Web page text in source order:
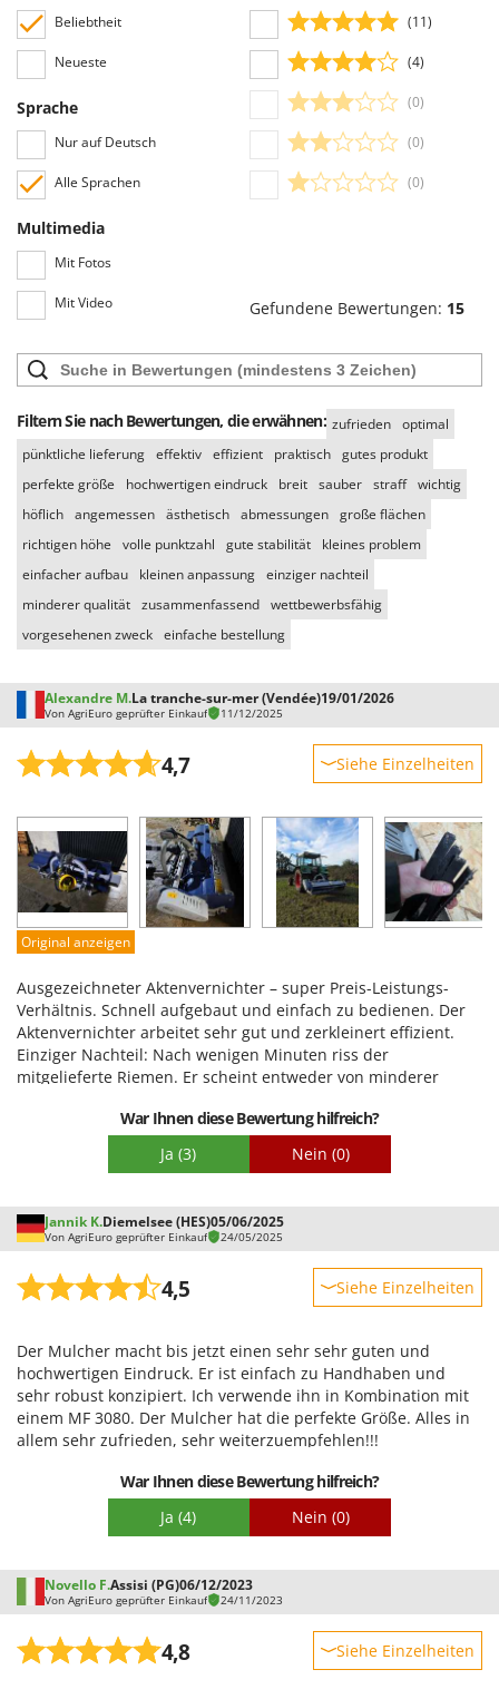
Beliebtheit
Neueste
Sprache
Nur auf Deutsch
Alle Sprachen
Multimedia
Mit Fotos
Mit Video
(11)
(4)
(0)
(0)
(0)
Gefundene Bewertungen: 15
Filtern Sie nach Bewertungen, die erwähnen: zufrieden optimal
pünktliche lieferung effektiv effizient praktisch gutes produkt
perfekte größe
hochwertigen eindruck breit sauber straff wichtig
höflich angemessen ästhetisch abmessungen große flächen
richtigen höhe
volle punktzahl gute stabilität
kleines problem
einfacher aufbau
kleinen anpassung einziger nachteil
minderer qualität zusammenfassend wettbewerbsfähig
vorgesehenen zweck einfache bestellung
Alexandre M.La tranche-sur-mer (Vendée)19/01/2026
Von AgriEuro geprüfter Einkauf 11/12/2025
4,7 Siehe Einzelheiten
Leistung
Benutzerfreundlichkeit
Qualität / Preis
Schwierigkeitsgrad Zusammenbau
Original anzeigen
Ausgezeichneter Aktenvernichter – super Preis-Leistungs-
Verhältnis. Schnell aufgebaut und einfach zu bedienen. Der
Aktenvernichter arbeitet sehr gut und zerkleinert effizient.
Einziger Nachteil: Nach wenigen Minuten riss der
mitgelieferte Riemen. Er scheint entweder von minderer
empfehle, die Riemenspannung vor der Benutzung zu
War Ihnen diese Bewertung hilfreich?
Ja (3) Nein (0)
Jannik K.Diemelsee (HES)05/06/2025
Von AgriEuro geprüfter Einkauf 24/05/2025
4,5 Siehe Einzelheiten
Leistung
Benutzerfreundlichkeit
Qualität / Preis
Schwierigkeitsgrad Zusammenbau
Der Mulcher macht bis jetzt einen sehr sehr guten und
hochwertigen Eindruck. Er ist einfach zu Handhaben und
sehr robust konzipiert. Ich verwende ihn in Kombination mit
einem MF 3080. Der Mulcher hat die perfekte Größe. Alles in
allem sehr zufrieden, sehr weiterzuempfehlen!!!
War Ihnen diese Bewertung hilfreich?
Ja (4) Nein (0)
Novello F.Assisi (PG)06/12/2023
Von AgriEuro geprüfter Einkauf 24/11/2023
4,8 Siehe Einzelheiten